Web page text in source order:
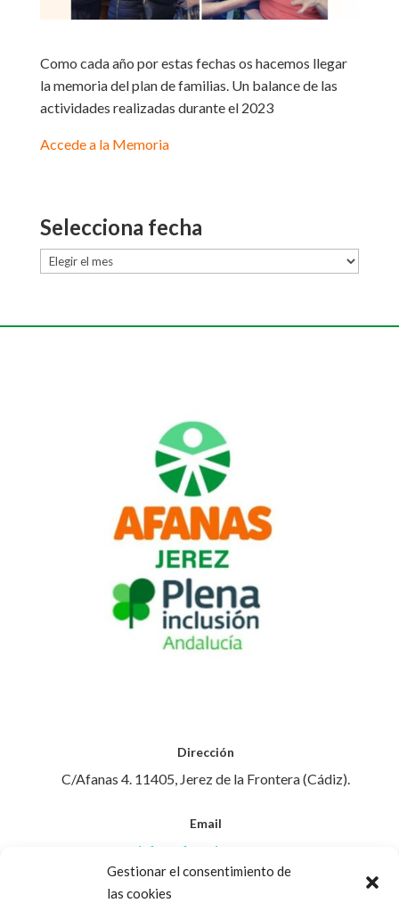
Gestionar el consentimiento de
las cookies
Como cada año por estas fechas os hacemos llegar
la memoria del plan de familias. Un balance de las
actividades realizadas durante el 2023
Accede a la Memoria
Selecciona fecha
Selecciona
Dirección
C/Afanas 4. 11405, Jerez de la Frontera (Cádiz).
Email
info@afanasjerez.com